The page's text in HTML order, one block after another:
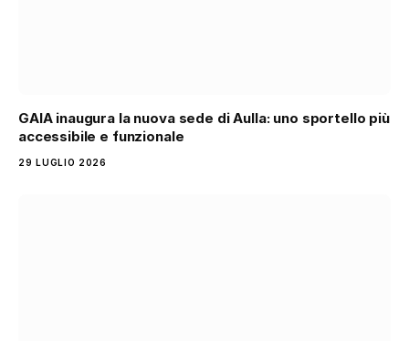
GAIA inaugura la nuova sede di Aulla: uno sportello più
accessibile e funzionale
29 LUGLIO 2026